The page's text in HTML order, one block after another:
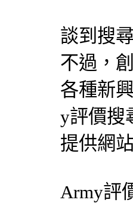
談到 搜
不過，
各種新
y評價搜
提供網
Army評